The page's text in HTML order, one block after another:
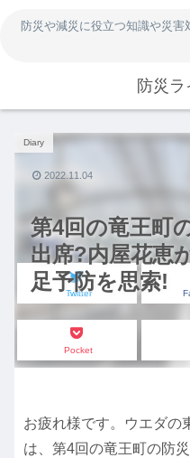
防災や減災に役立つ知識や災害
防災
第4回の竜王町
出席?内屋花恵
足予防を思索!
Diary
Twitter
Pocket
2022.11.04
お疲れ様です。ウエダの
は、第4回の竜王町の防